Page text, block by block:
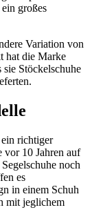
großes
Variation von
hat die Marke
Stöckelschuhe
richtiger
vor 10 Jahren auf
noch
es
in einem Schuh
mit jeglichem